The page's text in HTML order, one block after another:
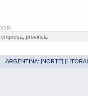
ARGENTINA: [NORTE] [LITORAL